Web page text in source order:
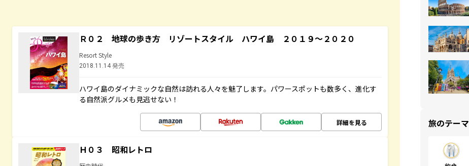
Ｒ０２ 地球の歩き方 リゾートスタイル ハワイ島 ２０１９～２０２０
Resort Style
2018.11.14 発売
ハワイ島のダイナミックな自然は訪れる人々を魅了します。パワースポットも数多く、進化す
る自然派グルメも見逃せない！
詳細を見る
Ｈ０３ 昭和レトロ
旅のテーマ